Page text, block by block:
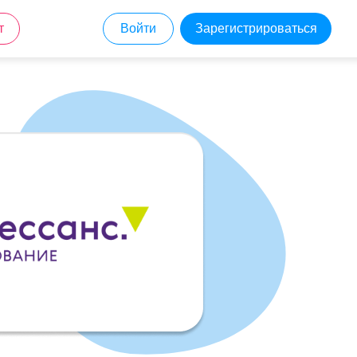
Зарегистрироваться
Войти